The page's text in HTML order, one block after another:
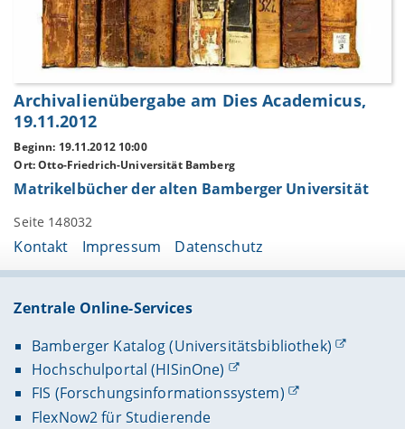
Archivalienübergabe am Dies Academicus,
19.11.2012
Beginn: 19.11.2012 10:00
Ort: Otto-Friedrich-Universität Bamberg
Matrikelbücher der alten Bamberger Universität
Seite 148032
Kontakt Impressum Datenschutz
Zentrale Online-Services
Bamberger Katalog (Universitätsbibliothek)
Hochschulportal (HISinOne)
FIS (Forschungsinformationssystem)
FlexNow2 für Studierende